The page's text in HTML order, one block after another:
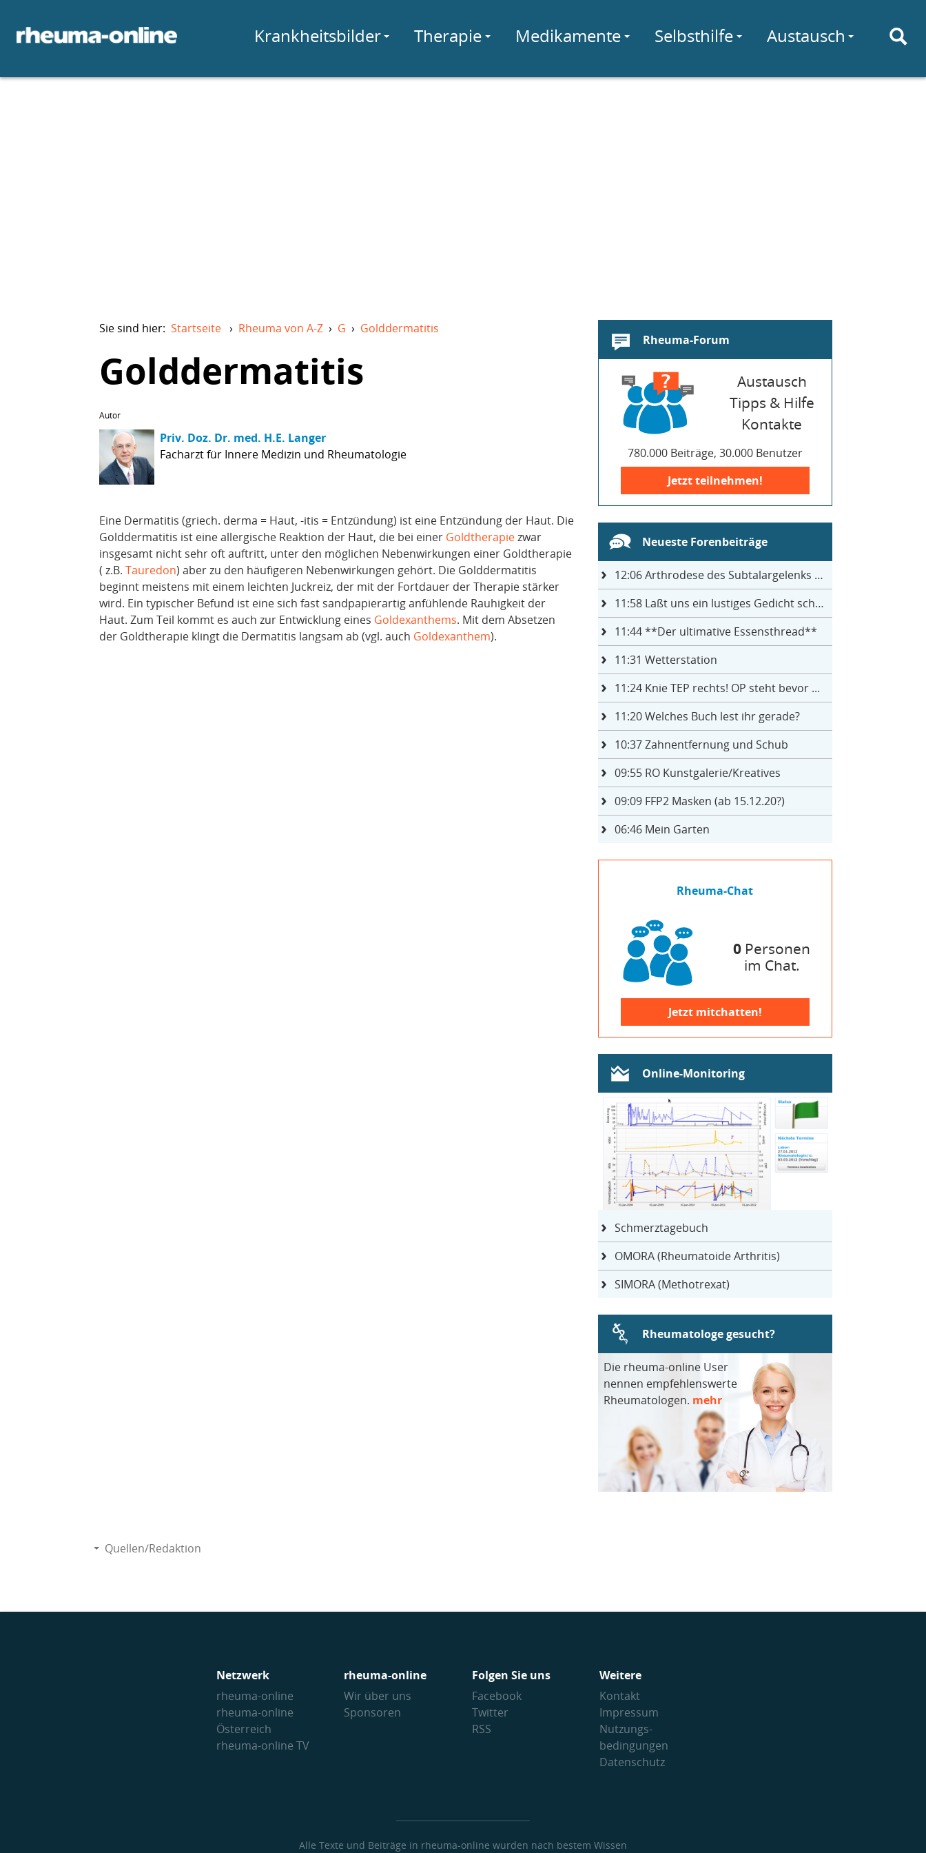
Krankheitsbilder Therapie Medikamente Selbsthilfe Austausch
Sie sind hier: Startseite › Rheuma von A-Z › G › Golddermatitis
Golddermatitis
Autor
Priv. Doz. Dr. med. H.E. Langer
Facharzt für Innere Medizin und Rheumatologie
Eine Dermatitis (griech. derma = Haut, -itis = Entzündung) ist eine Entzündung der Haut. Die
Golddermatitis ist eine allergische Reaktion der Haut, die bei einer Goldtherapiezwar
insgesamt nicht sehr oft auftritt, unter den möglichen Nebenwirkungen einer Goldtherapie
( z.B. Tauredon) aber zu den häufigeren Nebenwirkungen gehört. Die Golddermatitis
beginnt meistens mit einem leichten Juckreiz, der mit der Fortdauer der Therapie stärker
wird. Ein typischer Befund ist eine sich fast sandpapierartig anfühlende Rauhigkeit der
Haut. Zum Teil kommt es auch zur Entwicklung eines Goldexanthems. Mit dem Absetzen
der Goldtherapie klingt die Dermatitis langsam ab (vgl. auch Goldexanthem).
Rheuma-Forum
Austausch
Tipps & Hilfe
Kontakte
780.000 Beiträge, 30.000 Benutzer
Jetzt teilnehmen!
Neueste Forenbeiträge
12:06Arthrodese des Subtalargelenks mit 27
11:58Laßt uns ein lustiges Gedicht schreiben- jeder einen Satz
11:44**Der ultimative Essensthread**
11:31 Wetterstation
11:24Knie TEP rechts! OP steht bevor ...
11:20Welches Buch lest ihr gerade?
10:37Zahnentfernung und Schub
09:55RO Kunstgalerie/Kreatives
09:09FFP2 Masken (ab 15.12.20?)
06:46Mein Garten
Rheuma-Chat
0 Personen
im Chat.
Jetzt mitchatten!
Online-Monitoring
Schmerztagebuch
OMORA (Rheumatoide Arthritis)
SIMORA (Methotrexat)
Rheumatologe gesucht?
Die rheuma-online User
nennen empfehlenswerte
Rheumatologen. mehr
Quellen/Redaktion
Netzwerk
rheuma-online
rheuma-online
Österreich
rheuma-online TV
rheuma-online
Wir über uns
Sponsoren
Folgen Sie uns
Facebook
Twitter
RSS
Weitere
Kontakt
Impressum
Nutzungs­
bedingungen
Datenschutz
Alle Texte und Beiträge in rheuma-online wurden nach bestem Wissen